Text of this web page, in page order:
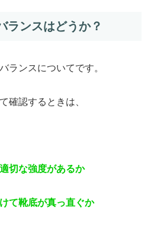
ランスはどうか？
ランスについてです。
確認するときは、
切な強度があるか
て靴底が真っ直ぐか